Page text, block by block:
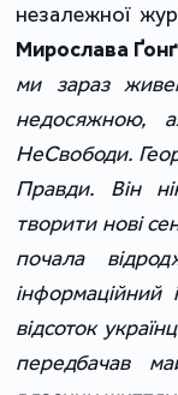
незалежної
Мирослава
ми зараз
недосяжною,
НеСвободи.
Правди. Він
творити нові
почала
відсоток
передбачав